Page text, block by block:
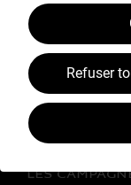
TOUS
L’ŒUVRE À LA
JEAN SIMEON
VOS
ACTUALITÉS
LES
Refuser